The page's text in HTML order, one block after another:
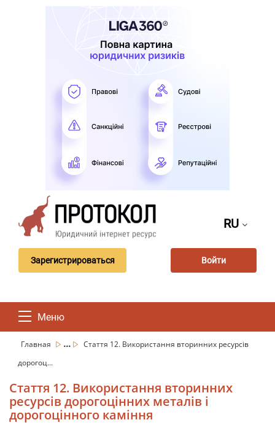
RU
Зарегистрироваться Войти
Меню
Главная ...
Стаття 12. Використання вторинних ресурсів
дорогоц...
Стаття 12. Використання вторинних
ресурсів дорогоцінних металів і
дорогоцінного каміння